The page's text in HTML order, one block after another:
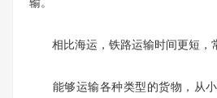
相比海运，铁路运输时间更短，常
能够运输各种类型的货物，从小